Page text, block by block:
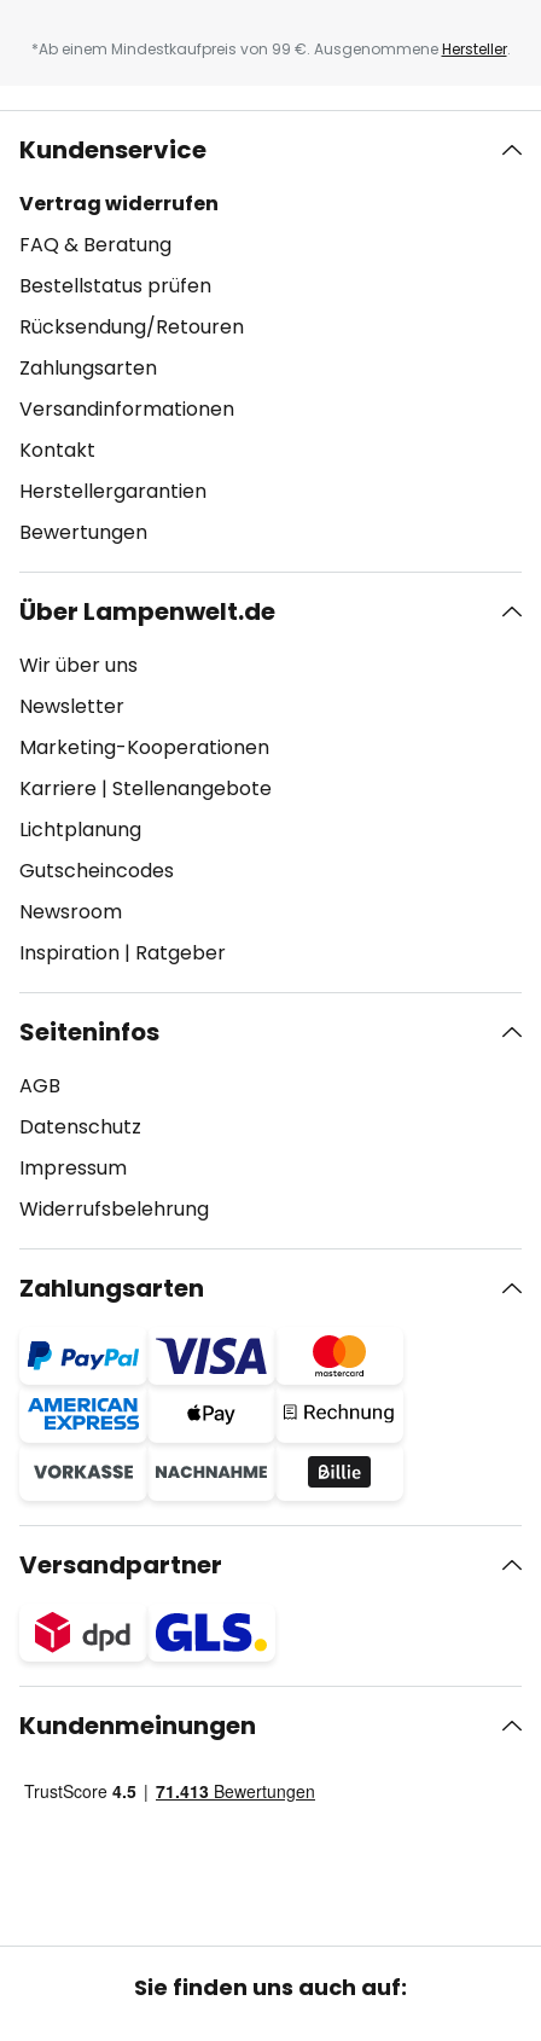
*Ab einem Mindestkaufpreis von 99 €. AusgenommeneHersteller.
Kundenservice
Vertrag widerrufen
FAQ & Beratung
Bestellstatus prüfen
Rücksendung/Retouren
Zahlungsarten
Versandinformationen
Kontakt
Herstellergarantien
Bewertungen
Über Lampenwelt.de
Wir über uns
Newsletter
Marketing-Kooperationen
Karriere | Stellenangebote
Lichtplanung
Gutscheincodes
Newsroom
Inspiration | Ratgeber
Seiteninfos
AGB
Datenschutz
Impressum
Widerrufsbelehrung
Zahlungsarten
Versandpartner
Kundenmeinungen
Sie finden uns auch auf: